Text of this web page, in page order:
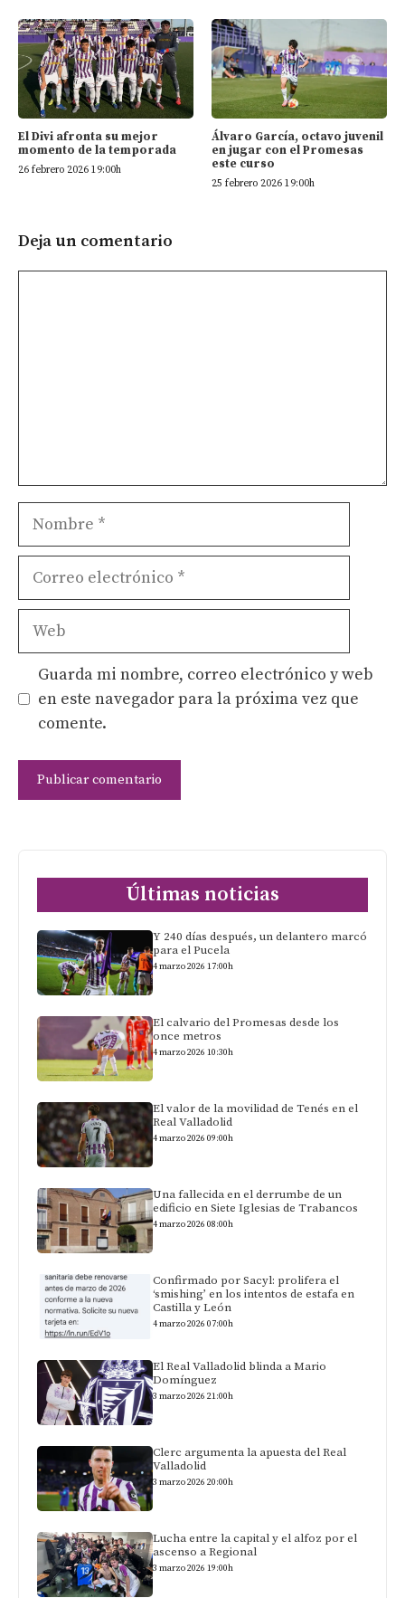
El Divi afronta su mejor
momento de la temporada
26 febrero 2026 19:00h
Álvaro García, octavo juvenil
en jugar con el Promesas
este curso
25 febrero 2026 19:00h
Deja un comentario
Nombre
Guarda mi nombre, correo electrónico y web
en este navegador para la próxima vez que
comente.
Últimas noticias
Y 240 días después, un delantero marcó
para el Pucela
4 marzo 2026 17:00h
El calvario del Promesas desde los
once metros
4 marzo 2026 10:30h
El valor de la movilidad de Tenés en el
Real Valladolid
4 marzo 2026 09:00h
Una fallecida en el derrumbe de un
edificio en Siete Iglesias de Trabancos
4 marzo 2026 08:00h
Confirmado por Sacyl: prolifera el
‘smishing’ en los intentos de estafa en
Castilla y León
4 marzo 2026 07:00h
El Real Valladolid blinda a Mario
Domínguez
3 marzo 2026 21:00h
Clerc argumenta la apuesta del Real
Valladolid
3 marzo 2026 20:00h
Lucha entre la capital y el alfoz por el
ascenso a Regional
3 marzo 2026 19:00h